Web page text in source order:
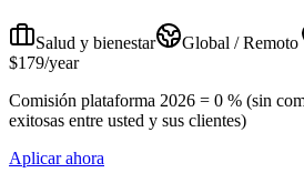
Salud y bienestar Global / Remoto
$179/year
Comisión plataforma 2026 = 0 % (sin
exitosas entre usted y sus clientes)
Aplicar ahora